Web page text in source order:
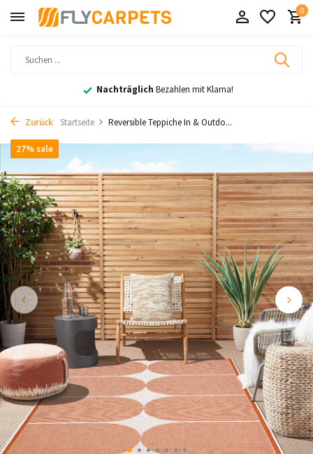
0
Nachträglich Bezahlen mit Klarna!
Zurück Startseite Reversible Teppiche In & Outdo...
27% sale